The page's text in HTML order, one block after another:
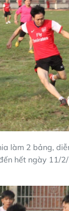
làm 2 bảng,
hết ngày 11/